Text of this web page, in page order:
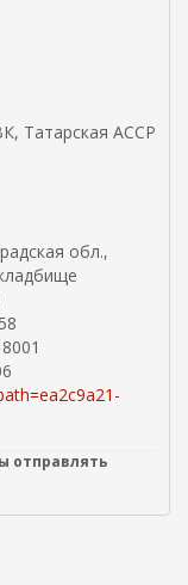
Татарская АССР
обл.,
отправлять